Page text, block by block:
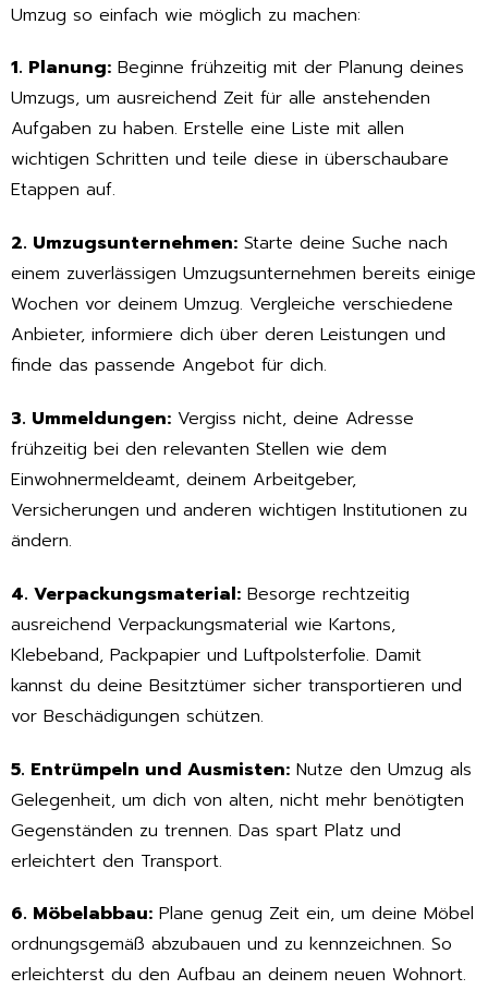
Umzug so einfach wie möglich zu machen:
1. Planung: Beginne frühzeitig mit der Planung deines
Umzugs, um ausreichend Zeit für alle anstehenden
Aufgaben zu haben. Erstelle eine Liste mit allen
wichtigen Schritten und teile diese in überschaubare
Etappen auf.
2. Umzugsunternehmen: Starte deine Suche nach
einem zuverlässigen Umzugsunternehmen bereits einige
Wochen vor deinem Umzug. Vergleiche verschiedene
Anbieter, informiere dich über deren Leistungen und
finde das passende Angebot für dich.
3. Ummeldungen: Vergiss nicht, deine Adresse
frühzeitig bei den relevanten Stellen wie dem
Einwohnermeldeamt, deinem Arbeitgeber,
Versicherungen und anderen wichtigen Institutionen zu
ändern.
4. Verpackungsmaterial: Besorge rechtzeitig
ausreichend Verpackungsmaterial wie Kartons,
Klebeband, Packpapier und Luftpolsterfolie. Damit
kannst du deine Besitztümer sicher transportieren und
vor Beschädigungen schützen.
5. Entrümpeln und Ausmisten: Nutze den Umzug als
Gelegenheit, um dich von alten, nicht mehr benötigten
Gegenständen zu trennen. Das spart Platz und
erleichtert den Transport.
6. Möbelabbau: Plane genug Zeit ein, um deine Möbel
ordnungsgemäß abzubauen und zu kennzeichnen. So
erleichterst du den Aufbau an deinem neuen Wohnort.